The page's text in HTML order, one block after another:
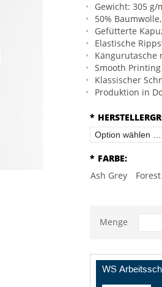
Gewicht: 305 g/
50%
Gefütterte
Elastische
Kängurutasche
Smooth
Klassischer
Produktion in
*
* FARBE:
Ash Grey
Menge